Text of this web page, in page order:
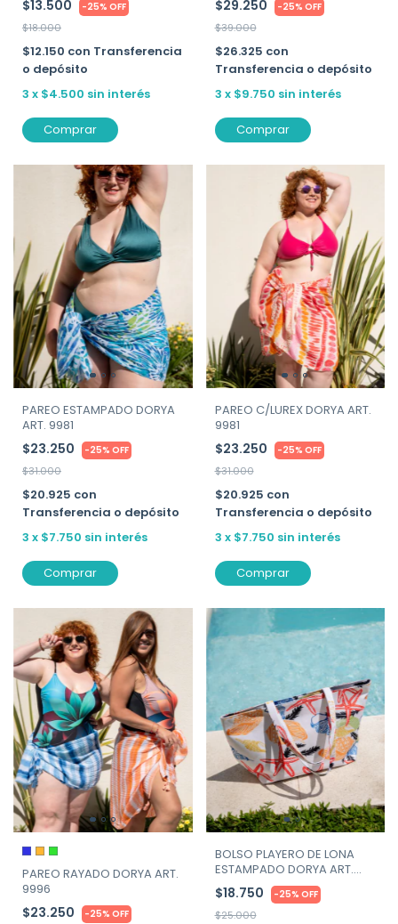
$13.500 -25% OFF
$18.000
$12.150 con Transferencia
o depósito
3 x $4.500 sin interés
Comprar
$29.250 -25% OFF
$39.000
$26.325 con
Transferencia o depósito
3 x $9.750 sin interés
Comprar
PAREO ESTAMPADO DORYA
ART. 9981
$23.250 -25% OFF
$31.000
$20.925 con
Transferencia o depósito
3 x $7.750 sin interés
Comprar
PAREO C/LUREX DORYA ART.
9981
$23.250 -25% OFF
$31.000
$20.925 con
Transferencia o depósito
3 x $7.750 sin interés
Comprar
PAREO RAYADO DORYA ART.
9996
$23.250 -25% OFF
BOLSO PLAYERO DE LONA
ESTAMPADO DORYA ART.
6680
$18.750 -25% OFF
$25.000